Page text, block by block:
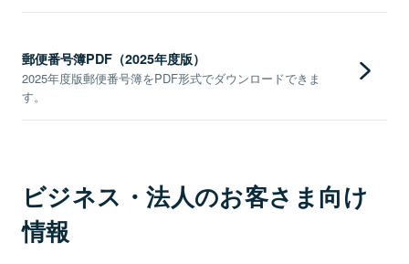
郵便番号簿PDF（2025年度版）
2025年度版郵便番号簿をPDF形式でダウンロードできま
す。
ビジネス・法人のお客さま向け
情報